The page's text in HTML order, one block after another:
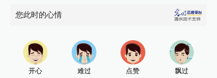
您此时的心情
开心 难过 点赞 飘过